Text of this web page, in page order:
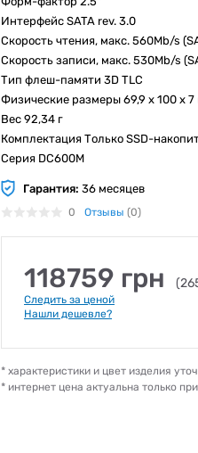
Интерфейс SATA rev. 3.0
Скорость чтения, макс. 560Mb/s
Скорость записи, макс. 530Mb/s
Тип флеш-памяти 3D TLC
Физические размеры 69,9 x 100 x
Вес 92,34 г
Комплектация Только SSD-
Серия DC600M
Гарантия: 36 месяцев
0 Отзывы (0)
118759 грн
Следить за ценой
Нашли дешевле?
* характеристики и цвет изделия
* интернет цена актуальна только